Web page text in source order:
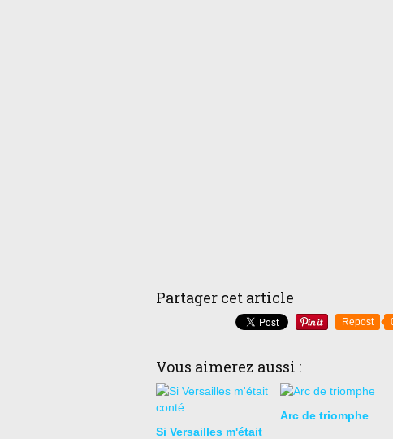
Partager cet article
Repost
Vous aimerez aussi :
Si Versailles m'était
Arc de triomphe